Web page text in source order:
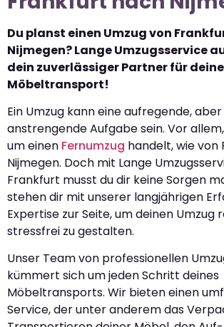
Du planst einen Umzug von
Nijmegen? Lange Umzugsservice
dein zuverlässiger Partner für
Möbeltransport!
Ein Umzug kann eine aufregende,
anstrengende Aufgabe sein. Vor
um einen Fernumzug handelt, wie
Nijmegen. Doch mit Lange
Frankfurt musst du dir keine Sorgen
stehen dir mit unserer langjährigen
Expertise zur Seite, um deinen Umzug
stressfrei zu gestalten.
Unser Team von professionellen
kümmert sich um jeden Schritt deines
Möbeltransports. Wir bieten einen
Service, der unter anderem das